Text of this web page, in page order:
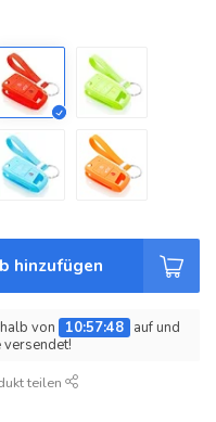
hinzufügen
von 10:57:47 auf und
teilen